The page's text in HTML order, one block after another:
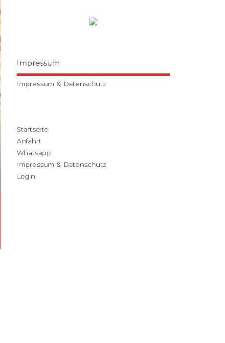
Impressum
Impressum & Datenschutz
Startseite
Anfahrt
Whatsapp
Impressum & Datenschutz
Login